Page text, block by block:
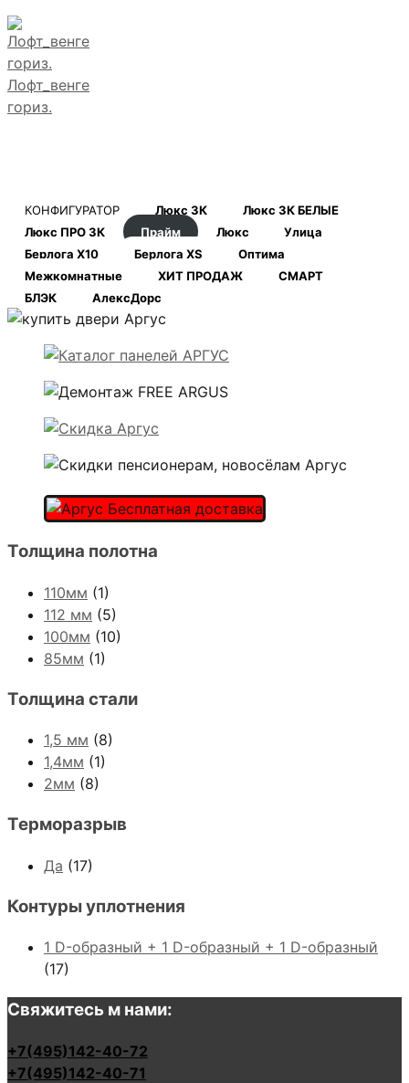
Лофт_венге
гориз.
КОНФИГУРАТОР Люкс 3К
Люкс 3К БЕЛЫЕ
Люкс ПРО 3К
Прайм Люкс
Улица
Берлога Х10
Берлога XS
Оптима
Межкомнатные
ХИТ ПРОДАЖ
СМАРТ
БЛЭК
АлексДорс
Толщина полотна
110мм (1)
112 мм (5)
100мм (10)
85мм (1)
Толщина стали
1,5 мм (8)
1,4мм (1)
2мм (8)
Терморазрыв
Да (17)
Контуры уплотнения
1 D-образный + 1 D-образный + 1 D-образный
(17)
Свяжитесь м нами:
+7(495)142-40-72
+7(495)142-40-71